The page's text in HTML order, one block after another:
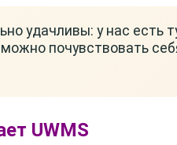
удачливы: у нас есть
почувствовать
UWMS